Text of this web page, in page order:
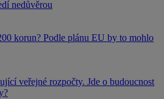
nedůvěrou
korun? Podle plánu EU by to mohlo
veřejné rozpočty. Jde o budoucnost